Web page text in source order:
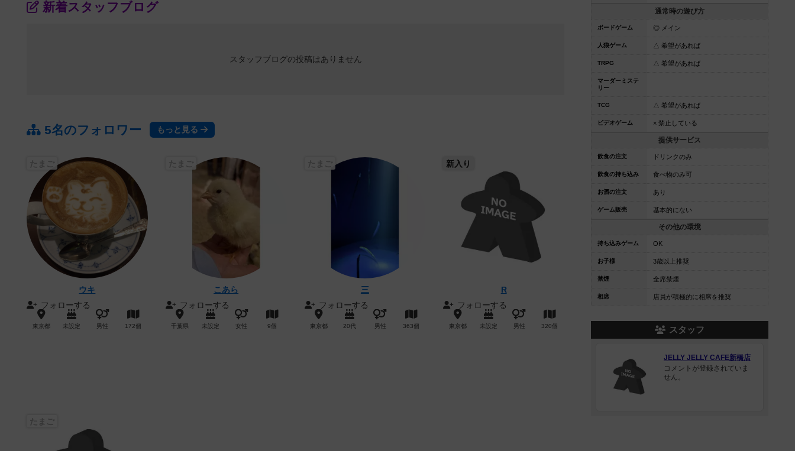
新着スタッフブログ
スタッフブログの投稿はありません
5名のフォロワー もっと見る
ウキ
フォローする
東京都 未設定 男性 172個
こあら
フォローする
千葉県 未設定 女性 9個
三
フォローする
東京都 20代 男性 363個
新入り
R
フォローする
東京都 未設定 男性 320個
通常時の遊び方
ボードゲーム ◎ メイン
人狼ゲーム △ 希望があれば
TRPG △ 希望があれば
マーダーミステ
リー
TCG △ 希望があれば
ビデオゲーム × 禁止している
提供サービス
飲食の注文 ドリンクのみ
飲食の持ち込み 食べ物のみ可
お酒の注文 あり
ゲーム販売 基本的にない
その他の環境
持ち込みゲーム OK
お子様 3歳以上推奨
禁煙 全席禁煙
相席 店員が積極的に相席を推奨
スタッフ
JELLY JELLY CAFE新橋店
コメントが登録されていま
せん。